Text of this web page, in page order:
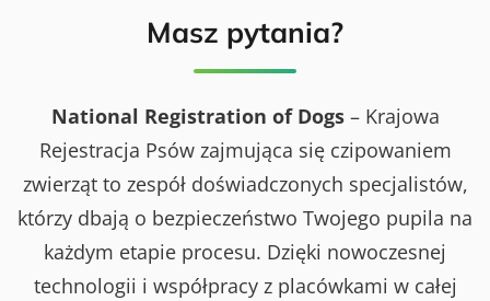
Masz pytania?
National Registration of Dogs– Krajowa
Rejestracja Psów zajmująca się czipowaniem
zwierząt to zespół doświadczonych specjalistów,
którzy dbają o bezpieczeństwo Twojego pupila na
każdym etapie procesu. Dzięki nowoczesnej
technologii i współpracy z placówkami w całej